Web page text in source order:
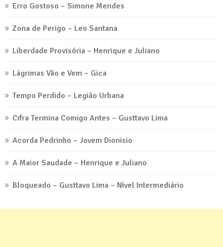
Erro Gostoso – Simone Mendes
Zona de Perigo – Leo Santana
Liberdade Provisória – Henrique e Juliano
Lágrimas Vão e Vem – Gica
Tempo Perdido – Legião Urbana
Cifra Termina Comigo Antes – Gusttavo Lima
Acorda Pedrinho – Jovem Dionisio
A Maior Saudade – Henrique e Juliano
Bloqueado – Gusttavo Lima – Nível Intermediário